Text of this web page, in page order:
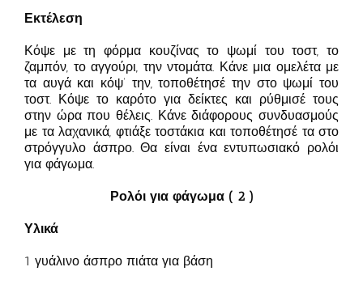
Εκτέλεση
Κόψε με τη φόρμα κουζίνας το ψωμί του τοστ, το
ζαμπόν, το αγγούρι, την ντομάτα. Κάνε μια ομελέτα με
τα αυγά και κόψ’ την, τοποθέτησέ την στο ψωμί του
τοστ. Κόψε το καρότο για δείκτες και ρύθμισέ τους
στην ώρα που θέλεις. Κάνε διάφορους συνδυασμούς
με τα λαχανικά, φτιάξε τοστάκια και τοποθέτησέ τα στο
στρόγγυλο άσπρο. Θα είναι ένα εντυπωσιακό ρολόι
για φάγωμα.
Ρολόι για φάγωμα ( 2 )
Υλικά
1 γυάλινο άσπρο πιάτα για βάση